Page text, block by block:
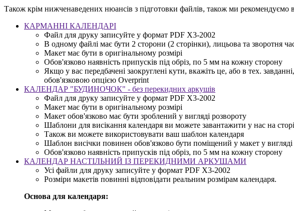
Також крім нижченаведених нюансів з підготовки файлів, також ми рекомендуємо
КАРМАННІ КАЛЕНДАРІ
Файл для друку записуйте у формат PDF X3-2002
В одному файлі має бути 2 сторони (2 сторінки), лицьова та зворотня
Макет має бути в оригінальному розмірі
Обов'язково наявність припусків під обріз, по 5 мм на кожну сторону
Якщо у вас передбачені заокруглені кути, вкажіть це, або в тех.
обов'язковою опцією Overprint
КАЛЕНДАР "БУДИНОЧОК" - без перекидних аркушів
Файл для друку записуйте у формат PDF X3-2002
Макет має бути в оригінальному розмірі
Макет обов'язково має бути зроблений у вигляді розвороту
Шаблони для висікання календаря ви можете завантажити у нас на
Також ви можете використовувати ваш шаблон календаря
Шаблон висічки повинен обов'язково бути поміщений у макет у
Обов'язково наявність припусків під обріз, по 5 мм на кожну сторону
КАЛЕНДАР НАСТІЛЬНИЙ ІЗ ПЕРЕКИДНИМИ АРКУШАМИ
Усі файли для друку записуйте у формат PDF X3-2002
Розміри макетів повинні відповідати реальним розмірам календаря.
Основа для календаря: